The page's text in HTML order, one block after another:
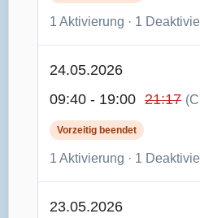
1 Aktivierung · 1
24.05.2026
09:40 - 19:00 21:17
Vorzeitig beendet
1 Aktivierung · 1
23.05.2026